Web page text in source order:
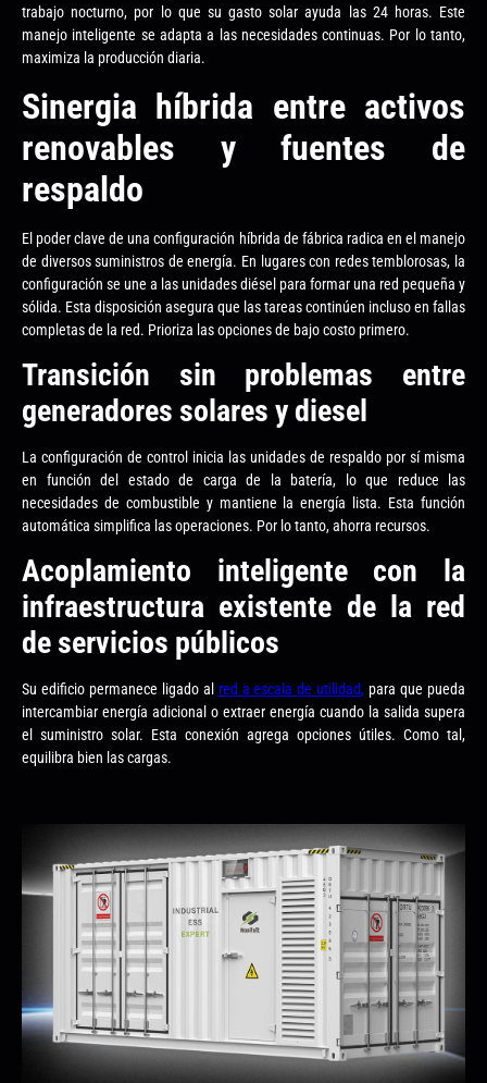
trabajo nocturno, por lo que su gasto solar ayuda las 24 horas. Este
manejo inteligente se adapta a las necesidades continuas. Por lo tanto,
maximiza la producción diaria.
Sinergia híbrida entre activos
renovables y fuentes de
respaldo
El poder clave de una configuración híbrida de fábrica radica en el manejo
de diversos suministros de energía. En lugares con redes temblorosas, la
configuración se une a las unidades diésel para formar una red pequeña y
sólida. Esta disposición asegura que las tareas continúen incluso en fallas
completas de la red. Prioriza las opciones de bajo costo primero.
Transición sin problemas entre
generadores solares y diesel
La configuración de control inicia las unidades de respaldo por sí misma
en función del estado de carga de la batería, lo que reduce las
necesidades de combustible y mantiene la energía lista. Esta función
automática simplifica las operaciones. Por lo tanto, ahorra recursos.
Acoplamiento inteligente con la
infraestructura existente de la red
de servicios públicos
Su edificio permanece ligado al red a escala de utilidad, para que pueda
intercambiar energía adicional o extraer energía cuando la salida supera
el suministro solar. Esta conexión agrega opciones útiles. Como tal,
equilibra bien las cargas.